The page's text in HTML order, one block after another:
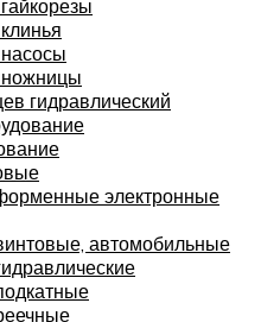
ножницы
гидравлический
электронные
автомобильные